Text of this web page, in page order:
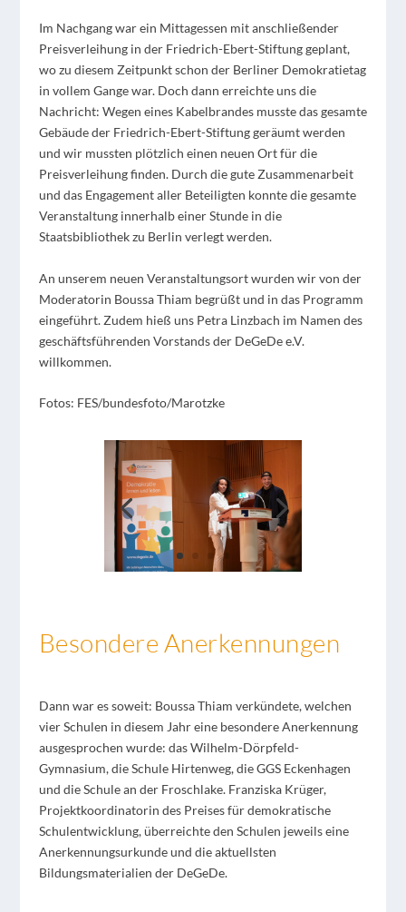
Im Nachgang war ein Mittagessen mit anschließender
Preisverleihung in der Friedrich-Ebert-Stiftung geplant,
wo zu diesem Zeitpunkt schon der Berliner Demokratietag
in vollem Gange war. Doch dann erreichte uns die
Nachricht: Wegen eines Kabelbrandes musste das gesamte
Gebäude der Friedrich-Ebert-Stiftung geräumt werden
und wir mussten plötzlich einen neuen Ort für die
Preisverleihung finden. Durch die gute Zusammenarbeit
und das Engagement aller Beteiligten konnte die gesamte
Veranstaltung innerhalb einer Stunde in die
Staatsbibliothek zu Berlin verlegt werden.
An unserem neuen Veranstaltungsort wurden wir von der
Moderatorin Boussa Thiam begrüßt und in das Programm
eingeführt. Zudem hieß uns Petra Linzbach im Namen des
geschäftsführenden Vorstands der DeGeDe e.V.
willkommen.
Fotos: FES/bundesfoto/Marotzke
Besondere Anerkennungen
Dann war es soweit: Boussa Thiam verkündete, welchen
vier Schulen in diesem Jahr eine besondere Anerkennung
ausgesprochen wurde: das Wilhelm-Dörpfeld-
Gymnasium, die Schule Hirtenweg, die GGS Eckenhagen
und die Schule an der Froschlake. Franziska Krüger,
Projektkoordinatorin des Preises für demokratische
Schulentwicklung, überreichte den Schulen jeweils eine
Anerkennungsurkunde und die aktuellsten
Bildungsmaterialien der DeGeDe.